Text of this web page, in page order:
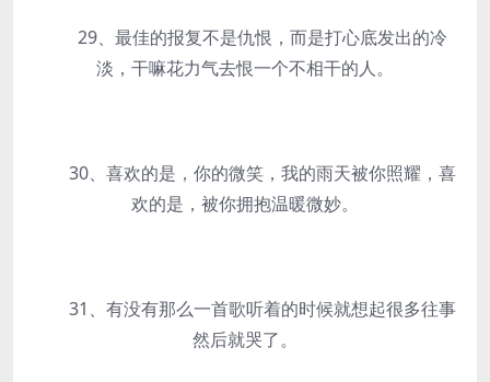
29、最佳的报复不是仇恨，而是打心底发出的冷
淡，干嘛花力气去恨一个不相干的人。
30、喜欢的是，你的微笑，我的雨天被你照耀，喜
欢的是，被你拥抱温暖微妙。
31、有没有那么一首歌听着的时候就想起很多往事
然后就哭了。